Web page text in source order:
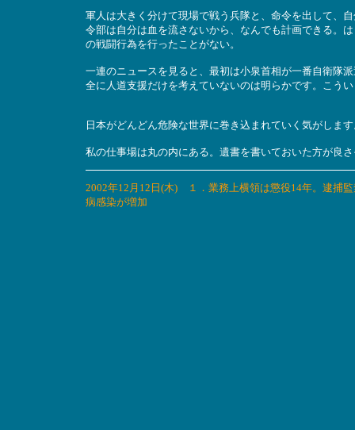
軍人は大きく分けて現場で戦う兵隊と、命令を出して、
令部は自分は血を流さないから、なんでも計画できる。
の戦闘行為を行ったことがない。
一連のニュースを見ると、最初は小泉首相が一番自衛隊
全に人道支援だけを考えていないのは明らかです。こう
日本がどんどん危険な世界に巻き込まれていく気がしま
私の仕事場は丸の内にある。遺書を書いておいた方が良
2002年12月12日(木) １．業務上横領は懲役14年。逮捕
病感染が増加